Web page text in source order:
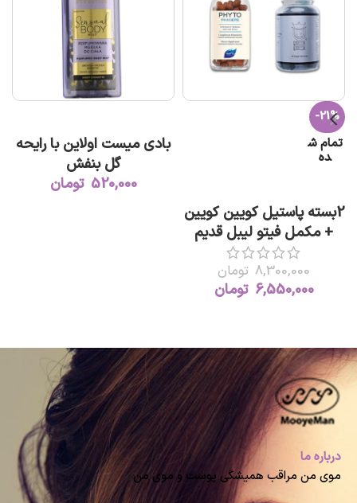
-21%
تمام ش
ده
2بسته پاستیل کویین کویین
+ مکمل فیتو لیبل قدیم
8,300,000 تومان
6,550,000 تومان
بادی میست اولاین با رایحه
گل بنفش
520,000 تومان
درباره ما
موی من مراقب همیشگی پوست و موی من